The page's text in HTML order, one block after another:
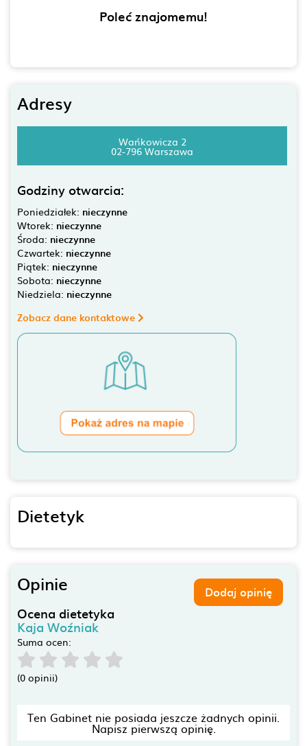
Poleć znajomemu!
Adresy
Wańkowicza 2
02-796 Warszawa
Godziny otwarcia:
Poniedziałek: nieczynne
Wtorek: nieczynne
Środa: nieczynne
Czwartek: nieczynne
Piątek: nieczynne
Sobota: nieczynne
Niedziela: nieczynne
Zobacz dane kontaktowe
Dietetyk
Opinie Dodaj opinię
Ocena dietetyka
Kaja Woźniak
Suma ocen:
(0 opinii)
Ten Gabinet nie posiada jeszcze żadnych opinii.
Napisz pierwszą opinię.